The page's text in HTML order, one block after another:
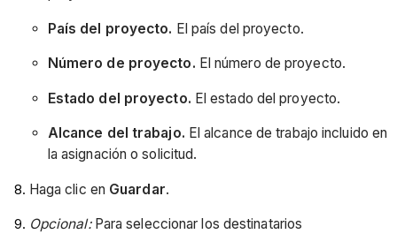
País del proyecto. El país del proyecto.
Número de proyecto. El número de proyecto.
Estado del proyecto. El estado del proyecto.
Alcance del trabajo. El alcance de trabajo incluido en
la asignación o solicitud.
Haga clic en Guardar.
Opcional:Para seleccionar los destinatarios